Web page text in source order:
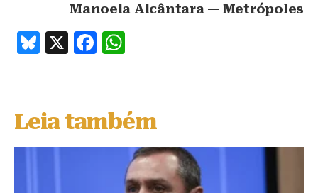
Manoela Alcântara — Metrópoles
B
s
k
y
X
F
e
b
o
s
A
p
p
Leia também